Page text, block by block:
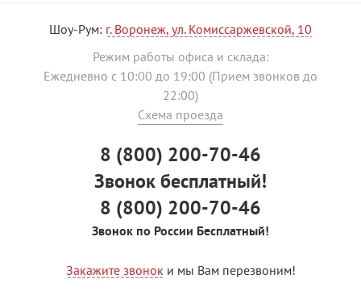
Шоу-Рум: г. Воронеж, ул. Комиссаржевской, 10
Режим работы офиса и склада:
Ежедневно с 10:00 до 19:00 (Прием звонков до
22:00)
Схема проезда
8 (800) 200-70-46
Звонок бесплатный!
8 (800) 200-70-46
Звонок по России Бесплатный!
Закажите звоноки мы Вам перезвоним!